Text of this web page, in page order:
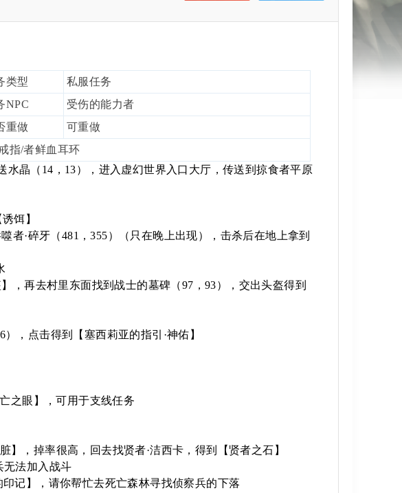
类型
私服任务
NPC
受伤的能力者
重做
可重做
指/者鲜血耳环
晶（14，13），进入虚幻世界入口大厅，传送到掠食者平原
饵】
·碎牙（481，355）（只在晚上出现），击杀后在地上拿到
，再去村里东面找到战士的墓碑（97，93），交出头盔得到
，点击得到【塞西莉亚的指引·神佑】
之眼】，可用于支线任务
，掉率很高，回去找贤者·洁西卡，得到【贤者之石】
法加入战斗
记】，请你帮忙去死亡森林寻找侦察兵的下落